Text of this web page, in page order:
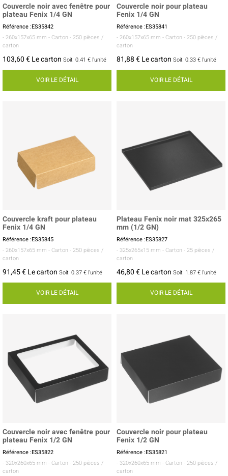
Couvercle noir avec fenêtre pour
plateau Fenix 1/4 GN
Référence :ES35842
- 260x157x65 mm - Carton - 250 pièces /
carton
103,60 € Le carton Soit 0.41 € l'unité
VOIR LE DÉTAIL
Couvercle noir pour plateau
Fenix 1/4 GN
Référence :ES35841
- 260x157x65 mm - Carton - 250 pièces /
carton
81,88 € Le carton Soit 0.33 € l'unité
VOIR LE DÉTAIL
Couvercle kraft pour plateau
Fenix 1/4 GN
Référence :ES35845
- 260x157x65 mm - Carton - 250 pièces /
carton
91,45 € Le carton Soit 0.37 € l'unité
VOIR LE DÉTAIL
Plateau Fenix noir mat 325x265
mm (1/2 GN)
Référence :ES35827
- 325x265x15 mm - Carton - 25 pièces /
carton
46,80 € Le carton Soit 1.87 € l'unité
VOIR LE DÉTAIL
Couvercle noir avec fenêtre pour
plateau Fenix 1/2 GN
Référence :ES35822
- 320x260x65 mm - Carton - 250 pièces /
carton
Couvercle noir pour plateau
Fenix 1/2 GN
Référence :ES35821
- 320x260x65 mm - Carton - 250 pièces /
carton